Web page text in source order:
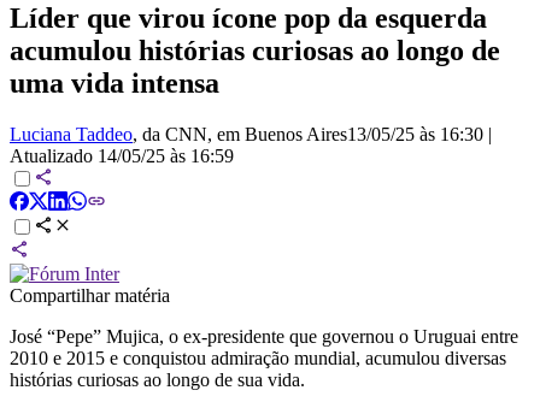
Líder que virou ícone pop da esquerda
acumulou histórias curiosas ao longo de
uma vida intensa
Luciana Taddeo, da CNN, em Buenos Aires13/05/25 às 16:30 |
Atualizado 14/05/25 às 16:59
Compartilhar matéria
José “Pepe” Mujica, o ex-presidente que governou o Uruguai entre
2010 e 2015 e conquistou admiração mundial, acumulou diversas
histórias curiosas ao longo de sua vida.